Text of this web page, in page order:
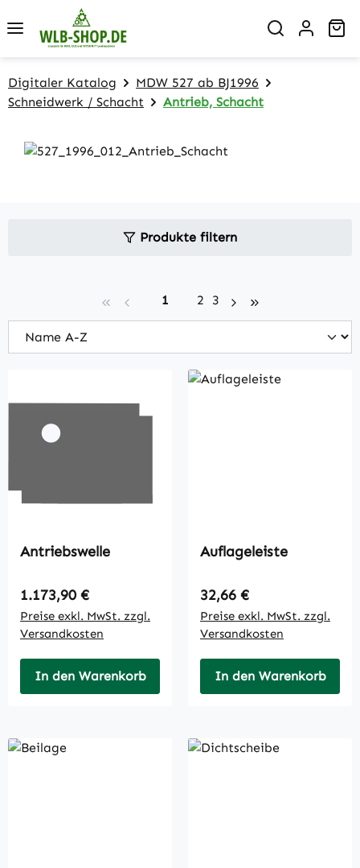
Zum Hauptinhalt springen
Digitaler Katalog
MDW 527 ab BJ1996
Schneidwerk / Schacht
Antrieb, Schacht
Produkte filtern
Seite
1 Seite
2 Seite
3
Antriebswelle
Regulärer Preis:
1.173,90 €
Preise exkl. MwSt. zzgl.
Versandkosten
In den Warenkorb
Auflageleiste
Regulärer Preis:
32,66 €
Preise exkl. MwSt. zzgl.
Versandkosten
In den Warenkorb